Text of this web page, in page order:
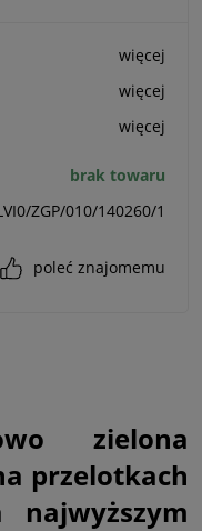
więcej
więcej
więcej
brak towaru
ZGP/010/140260/1
poleć znajomemu
zielona
przelotkach